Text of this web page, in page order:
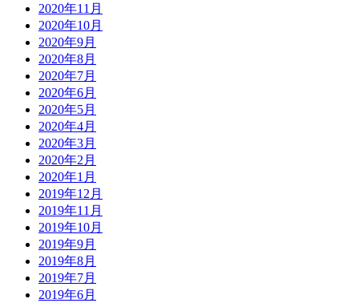
2020年11月
2020年10月
2020年9月
2020年8月
2020年7月
2020年6月
2020年5月
2020年4月
2020年3月
2020年2月
2020年1月
2019年12月
2019年11月
2019年10月
2019年9月
2019年8月
2019年7月
2019年6月